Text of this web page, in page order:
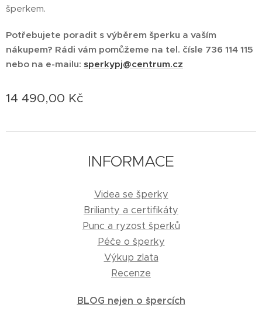
šperkem.
Potřebujete poradit s výběrem šperku a vaším
nákupem? Rádi vám pomůžeme na tel. čísle 736 114 115
nebo na e-mailu: sperkypj@centrum.cz
14 490,00 Kč
INFORMACE
Videa se šperky
Brilianty a certifikáty
Punc a ryzost šperků
Péče o šperky
Výkup zlata
Recenze
BLOG nejen o špercích